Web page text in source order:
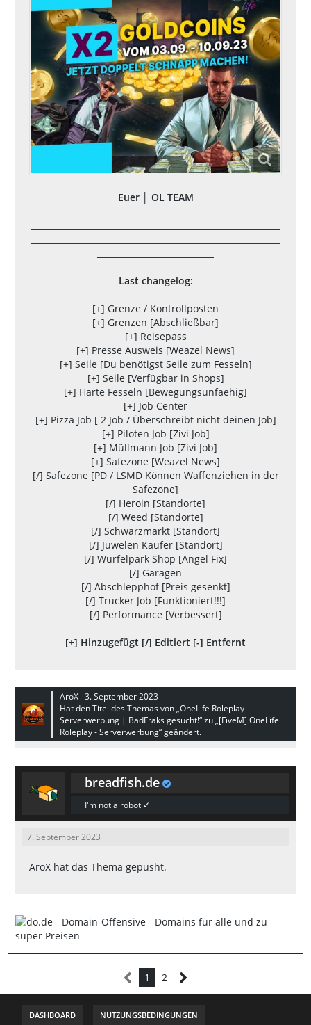
Euer │ OL TEAM
Last changelog:
[+] Grenze / Kontrollposten
[+] Grenzen [Abschließbar]
[+] Reisepass
[+] Presse Ausweis [Weazel News]
[+] Seile [Du benötigst Seile zum Fesseln]
[+] Seile [Verfügbar in Shops]
[+] Harte Fesseln [Bewegungsunfaehig]
[+] Job Center
[+] Pizza Job [ 2 Job / Überschreibt nicht deinen Job]
[+] Piloten Job [Zivi Job]
[+] Müllmann Job [Zivi Job]
[+] Safezone [Weazel News]
[/] Safezone [PD / LSMD Können Waffenziehen in der
Safezone]
[/] Heroin [Standorte]
[/] Weed [Standorte]
[/] Schwarzmarkt [Standort]
[/] Juwelen Käufer [Standort]
[/] Würfelpark Shop [Angel Fix]
[/] Garagen
[/] Abschlepphof [Preis gesenkt]
[/] Trucker Job [Funktioniert!!!]
[/] Performance [Verbessert]
[+] Hinzugefügt [/] Editiert [-] Entfernt
AroX 3. September 2023
Hat den Titel des Themas von „OneLife Roleplay -
Serverwerbung | BadFraks gesucht!“ zu „[FiveM] OneLife
Roleplay - Serverwerbung“ geändert.
breadfish.de
I'm not a robot ✓
7. September 2023
AroX hat das Thema gepusht.
1 2
DASHBOARD NUTZUNGSBEDINGUNGEN